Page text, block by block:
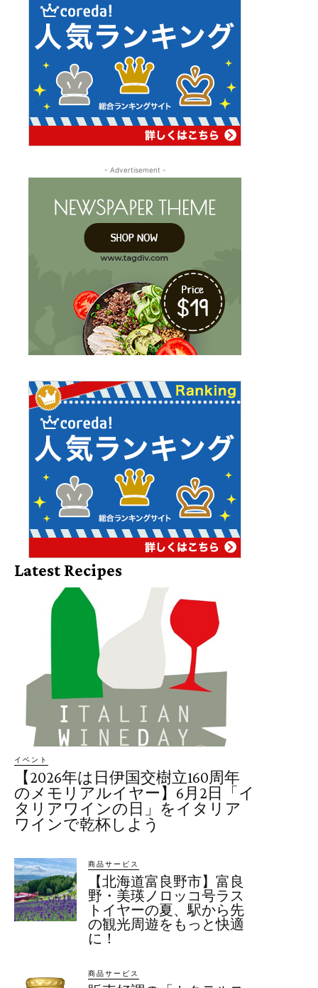
- Advertisement -
Latest Recipes
イベント
【2026年は日伊国交樹立160周年
のメモリアルイヤー】6月2日「イ
タリアワインの日」をイタリア
ワインで乾杯しよう
商品サービス
【北海道富良野市】富良
野・美瑛ノロッコ号ラス
トイヤーの夏、駅から先
の観光周遊をもっと快適
に！
商品サービス